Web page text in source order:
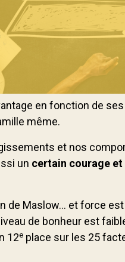
en fonction de
même.
et nos
un certain courage
de Maslow... et force est
de bonheur est
12e place sur les 25